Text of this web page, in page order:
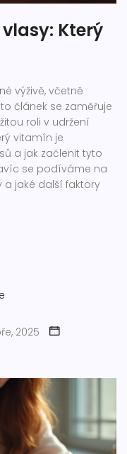
Který
výživě, včetně
článek se zaměřuje
roli v udržení
vitamín je
a jak začlenit tyto
se podíváme na
a jaké další faktory
2025